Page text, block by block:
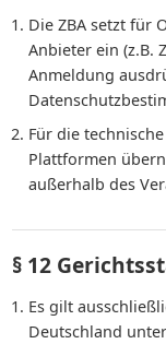
Die ZBA setzt für
Anbieter ein (z.B.
Anmeldung
Für die
Plattformen
außerhalb des
§ 12
Es gilt
Deutschland